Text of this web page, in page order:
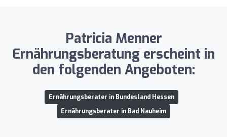
Patricia Menner
Ernährungsberatung erscheint in
den folgenden Angeboten:
Ernährungsberater in Bundesland Hessen
Ernährungsberater in Bad Nauheim